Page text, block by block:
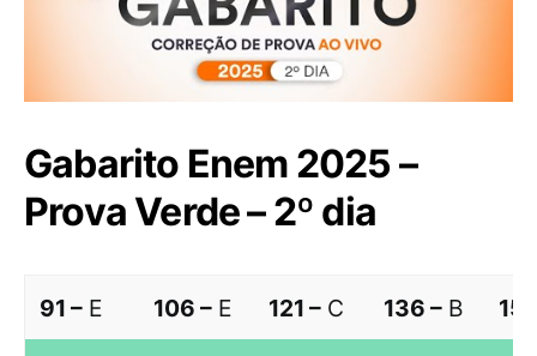
Gabarito Enem 2025 –
Prova Verde – 2º dia
91 – E 106 – E 121 – C 136 – B